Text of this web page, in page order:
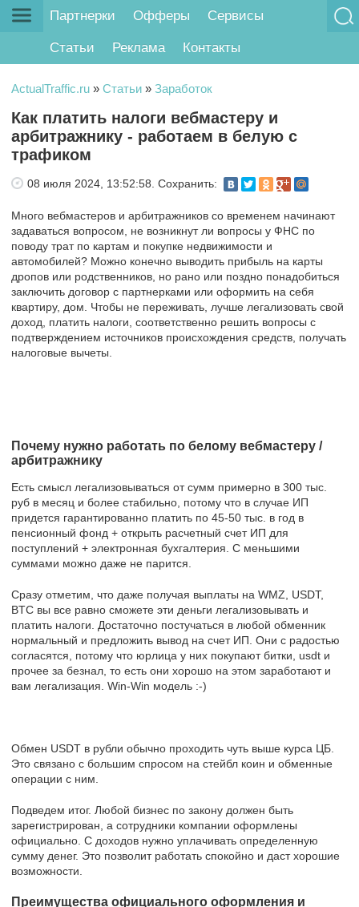
Партнерки Офферы Сервисы
Статьи Реклама Контакты
ActualTraffic.ru » Статьи » Заработок
Как платить налоги вебмастеру и
арбитражнику - работаем в белую с
трафиком
08 июля 2024, 13:52:58. Сохранить:
Много вебмастеров и арбитражников со временем начинают
задаваться вопросом, не возникнут ли вопросы у ФНС по
поводу трат по картам и покупке недвижимости и
автомобилей? Можно конечно выводить прибыль на карты
дропов или родственников, но рано или поздно понадобиться
заключить договор с партнерками или оформить на себя
квартиру, дом. Чтобы не переживать, лучше легализовать свой
доход, платить налоги, соответственно решить вопросы с
подтверждением источников происхождения средств, получать
налоговые вычеты.
Почему нужно работать по белому вебмастеру /
арбитражнику
Есть смысл легализовываться от сумм примерно в 300 тыс.
руб в месяц и более стабильно, потому что в случае ИП
придется гарантированно платить по 45-50 тыс. в год в
пенсионный фонд + открыть расчетный счет ИП для
поступлений + электронная бухгалтерия. С меньшими
суммами можно даже не парится.
Сразу отметим, что даже получая выплаты на WMZ, USDT,
BTC вы все равно сможете эти деньги легализовывать и
платить налоги. Достаточно постучаться в любой обменник
нормальный и предложить вывод на счет ИП. Они с радостью
согласятся, потому что юрлица у них покупают битки, usdt и
прочее за безнал, то есть они хорошо на этом заработают и
вам легализация. Win-Win модель :-)
Обмен USDT в рубли обычно проходить чуть выше курса ЦБ.
Это связано с большим спросом на стейбл коин и обменные
операции с ним.
Подведем итог. Любой бизнес по закону должен быть
зарегистрирован, а сотрудники компании оформлены
официально. С доходов нужно уплачивать определенную
сумму денег. Это позволит работать спокойно и даст хорошие
возможности.
Преимущества официального оформления и